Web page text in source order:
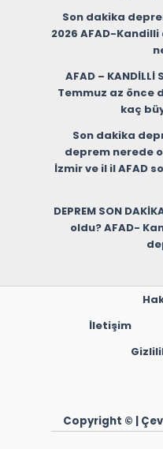
Son dakika
2026 AFAD-
AFAD – KANDİLLİ
Temmuz az önce
kaç
Son dakika
deprem nerede
İzmir ve il il AFAD
DEPREM SON
oldu? AFAD-
İletişim
Copyright © |